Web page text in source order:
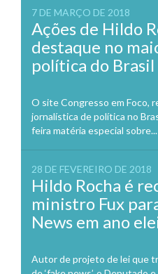
7 DE MARÇO DE 2018
Ações de Hildo
destaque no
política do Brasil
O site Congresso em Foco,
jornalística de política no
feira matéria especial sobre...
28 DE FEVEREIRO DE 2018
Hildo Rocha é
ministro Fux
News em ano
Autor de projeto de lei que